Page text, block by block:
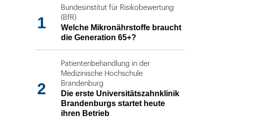
1
Bundesinstitut für Risikobewertung
(BfR)
Welche Mikronährstoffe braucht
die Generation 65+?
2
Patientenbehandlung in der
Medizinische Hochschule
Brandenburg
Die erste Universitätszahnklinik
Brandenburgs startet heute
ihren Betrieb